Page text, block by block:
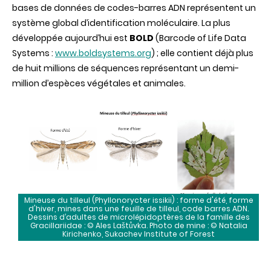
bases de données de codes-barres ADN représentent un
système global d’identification moléculaire. La plus
développée aujourd’hui est BOLD (Barcode of Life Data
Systems : www.boldsystems.org) ; elle contient déjà plus
de huit millions de séquences représentant un demi-
million d’espèces végétales et animales.
Mineuse du tilleul (Phyllonorycter issikii) : forme d'été, forme
d'hiver, mines dans une feuille de tilleul, code barres ADN.
Dessins d’adultes de microlépidoptères de la famille des
Gracillariidae : © Ales Laštůvka. Photo de mine : © Natalia
Kirichenko, Sukachev Institute of Forest